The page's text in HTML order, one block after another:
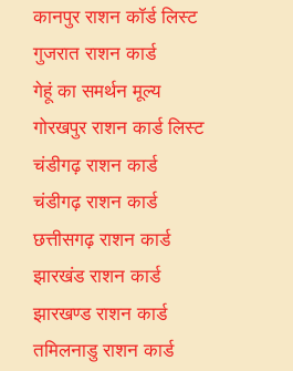
कानपुर राशन कॉर्ड लिस्ट
गुजरात राशन कार्ड
गेहूं का समर्थन मूल्य
गोरखपुर राशन कार्ड लिस्ट
चंडीगढ़ राशन कार्ड
चंडीगढ़ राशन कार्ड
छत्तीसगढ़ राशन कार्ड
झारखंड राशन कार्ड
झारखण्ड राशन कार्ड
तमिलनाडु राशन कार्ड